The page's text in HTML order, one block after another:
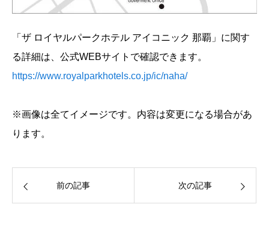
「ザ ロイヤルパークホテル アイコニック 那覇」に関す
る詳細は、公式WEBサイトで確認できます。
https://www.royalparkhotels.co.jp/ic/naha/
※画像は全てイメージです。内容は変更になる場合があ
ります。
前の記事 次の記事